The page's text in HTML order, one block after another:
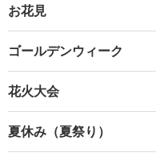
お花見
ゴールデンウィーク
花火大会
夏休み（夏祭り）